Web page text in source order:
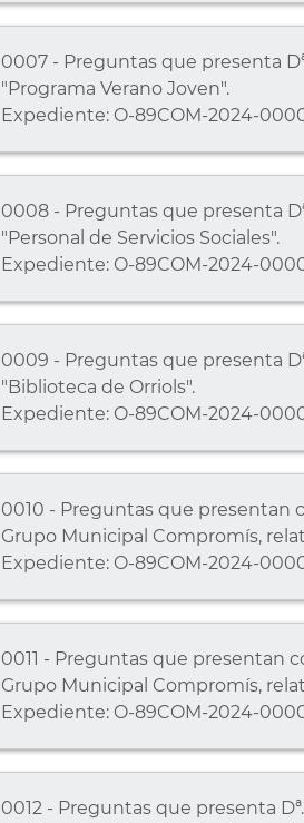
0007 - Preguntas que presenta
"Programa Verano Joven".
Expediente: O-89COM-2024-
0008 - Preguntas que presenta
"Personal de Servicios Sociales".
Expediente: O-89COM-2024-
0009 - Preguntas que presenta
"Biblioteca de Orriols".
Expediente: O-89COM-2024-
0010 - Preguntas que presentan
Grupo Municipal Compromís,
Expediente: O-89COM-2024-
0011 - Preguntas que presentan
Grupo Municipal Compromís,
Expediente: O-89COM-2024-
0012 - Preguntas que presenta